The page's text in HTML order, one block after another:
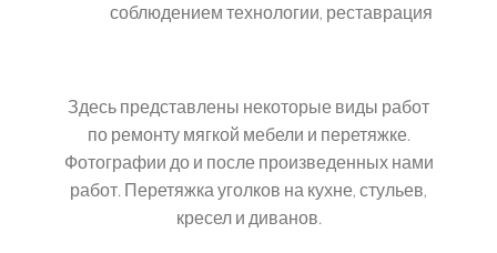
соблюдением технологии, реставрация
Здесь представлены некоторые виды работ
по ремонту мягкой мебели и перетяжке.
Фотографии до и после произведенных нами
работ. Перетяжка уголков на кухне, стульев,
кресел и диванов.